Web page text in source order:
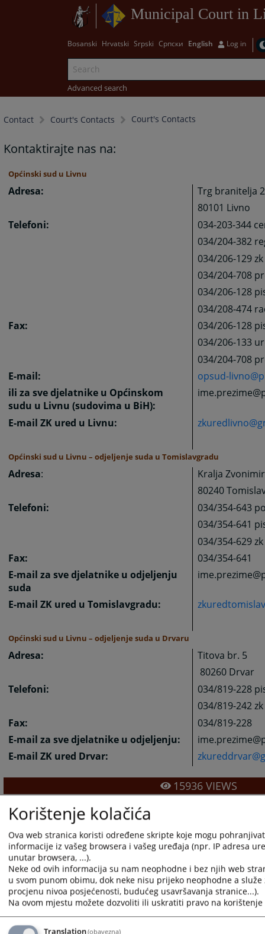
Municipal Court in
Bosanski Hrvatski Srpski Српски English Log in
Advanced search
Contact Court's Contacts Court's Contacts
Court's Contacts
Kontaktirajte nas na:
Općinski sud u Livnu
Adresa:
Trg branitelja 2
80101 Livno
Telefoni:
034-203-344
034/204-382
034/206-129
034/204-708
034/206-128
034/208-474
Fax:
034/206-128
034/206-133
034/204-708
E-mail:
opsud-
ili za sve djelatnike u Općinskom
sudu u Livnu (sudovima u BiH):
E-mail ZK ured u Livnu:
Općinski sud u Livnu – odjeljenje suda u Tomislavgradu
Adresa:
Kralja
80240
Telefoni:
034/354-643
034/354-641
034/354-629
Fax:
034/354-641
E-mail za sve djelatnike u odjeljenju
suda
E-mail ZK ured u Tomislavgradu:
Općinski sud u Livnu – odjeljenje suda u Drvaru
Adresa:
Titova br. 5
80260 Drvar
Telefoni:
034/819-228
034/819-242
Fax:
034/819-228
E-mail za sve djelatnike u odjeljenju:
E-mail ZK ured Drvar:
15936VIEWS
1 - 1 / 1
1
Korištenje kolačića
Ova web stranica koristi određene skripte koje mogu
informacije iz vašeg browsera i vašeg uređaja (npr. IP adresa
unutar browsera, ...).
Neke od ovih informacija su nam neophodne i bez njih web
u svom punom obimu, dok neke nisu prijeko neophodne a
procjenu nivoa posjećenosti, budućeg usavršavanja stranice...).
Na ovom mjestu možete dozvoliti ili uskratiti pravo na
Translation(obavezna)